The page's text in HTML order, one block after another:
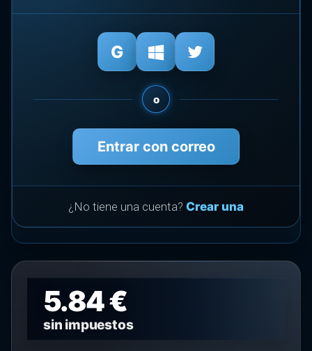
o
Entrar con correo
¿No tiene una cuenta? Crear una
5.84 €
sin impuestos